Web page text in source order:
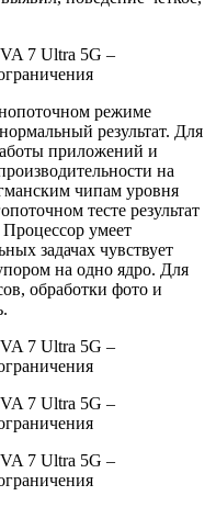
режиме
результат. Для
приложений и
на
чипам уровня
тесте результат
Процессор умеет
задачах чувствует
на одно ядро. Для
обработки фото и